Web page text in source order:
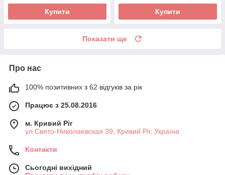
Купити Купити
Показати ще
Про нас
100% позитивних з 62 відгуків за рік
Працює з 25.08.2016
м. Кривий Ріг
ул.Свято-Николаевская 39, Кривий Ріг, Україна
Контакти
Сьогодні вихідний